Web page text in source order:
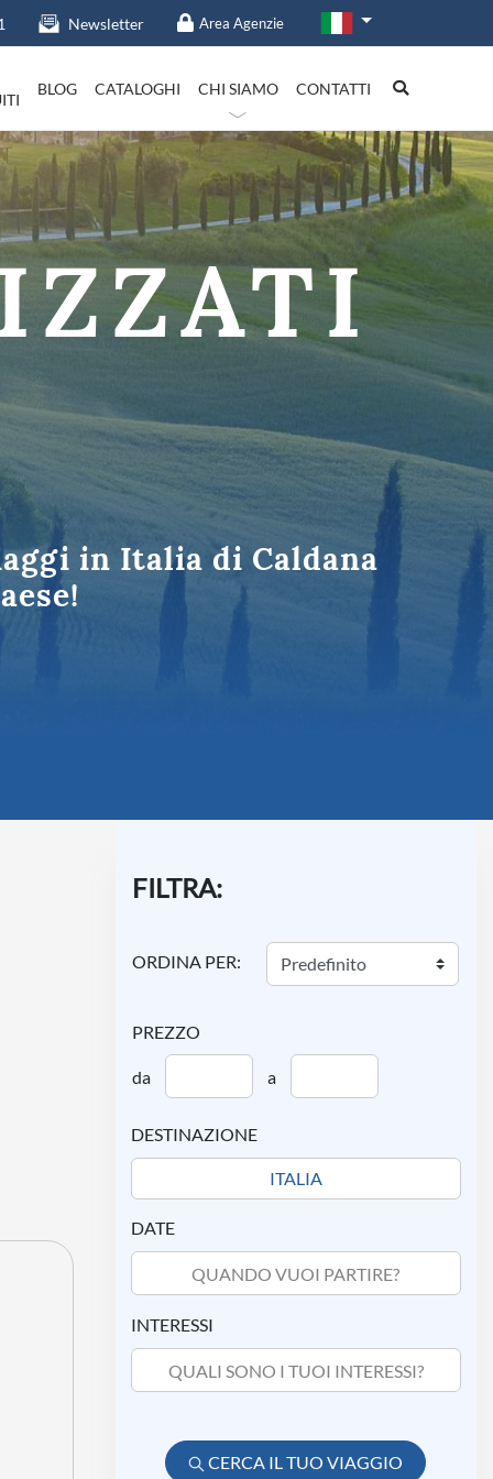
Newsletter Area Agenzie
in evidenza
Lazio
BLOG CATALOGHI CHI SIAMO CONTATTI
in Italia di Caldana
FILTRA:
ORDINA PER:
PREZZO
da a
DESTINAZIONE
DATE
QUANDO VUOI PARTIRE?
INTERESSI
QUALI SONO I TUOI INTERESSI?
CERCA IL TUO VIAGGIO